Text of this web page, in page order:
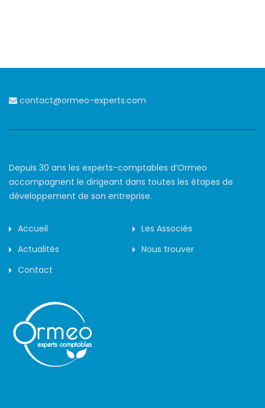
contact@ormeo-experts.com
Depuis 30 ans les experts-comptables d’Ormeo
accompagnent le dirigeant dans toutes les étapes de
développement de son entreprise.
Accueil
Les Associés
Actualités
Nous trouver
Contact